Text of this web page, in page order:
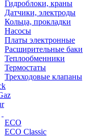
Гидроблоки, краны
Датчики, электроды
Кольца, прокладки
Насосы
Платы электронные
Расширительные баки
Теплообменники
Термостаты
Трехходовые клапаны
ECO
ECO Classic